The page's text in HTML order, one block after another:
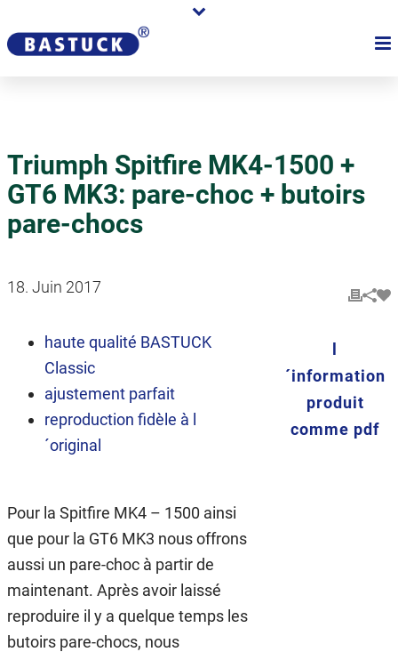
Triumph Spitfire MK4-1500 +
GT6 MK3: pare-choc + butoirs
pare-chocs
18. Juin 2017
haute qualité BASTUCK
Classic
ajustement parfait
reproduction fidèle à l
´original
Pour la Spitfire MK4 – 1500 ainsi
que pour la GT6 MK3 nous offrons
aussi un pare-choc à partir de
maintenant. Après avoir laissé
reproduire il y a quelque temps les
butoirs pare-chocs, nous
´information
produit
comme pdf